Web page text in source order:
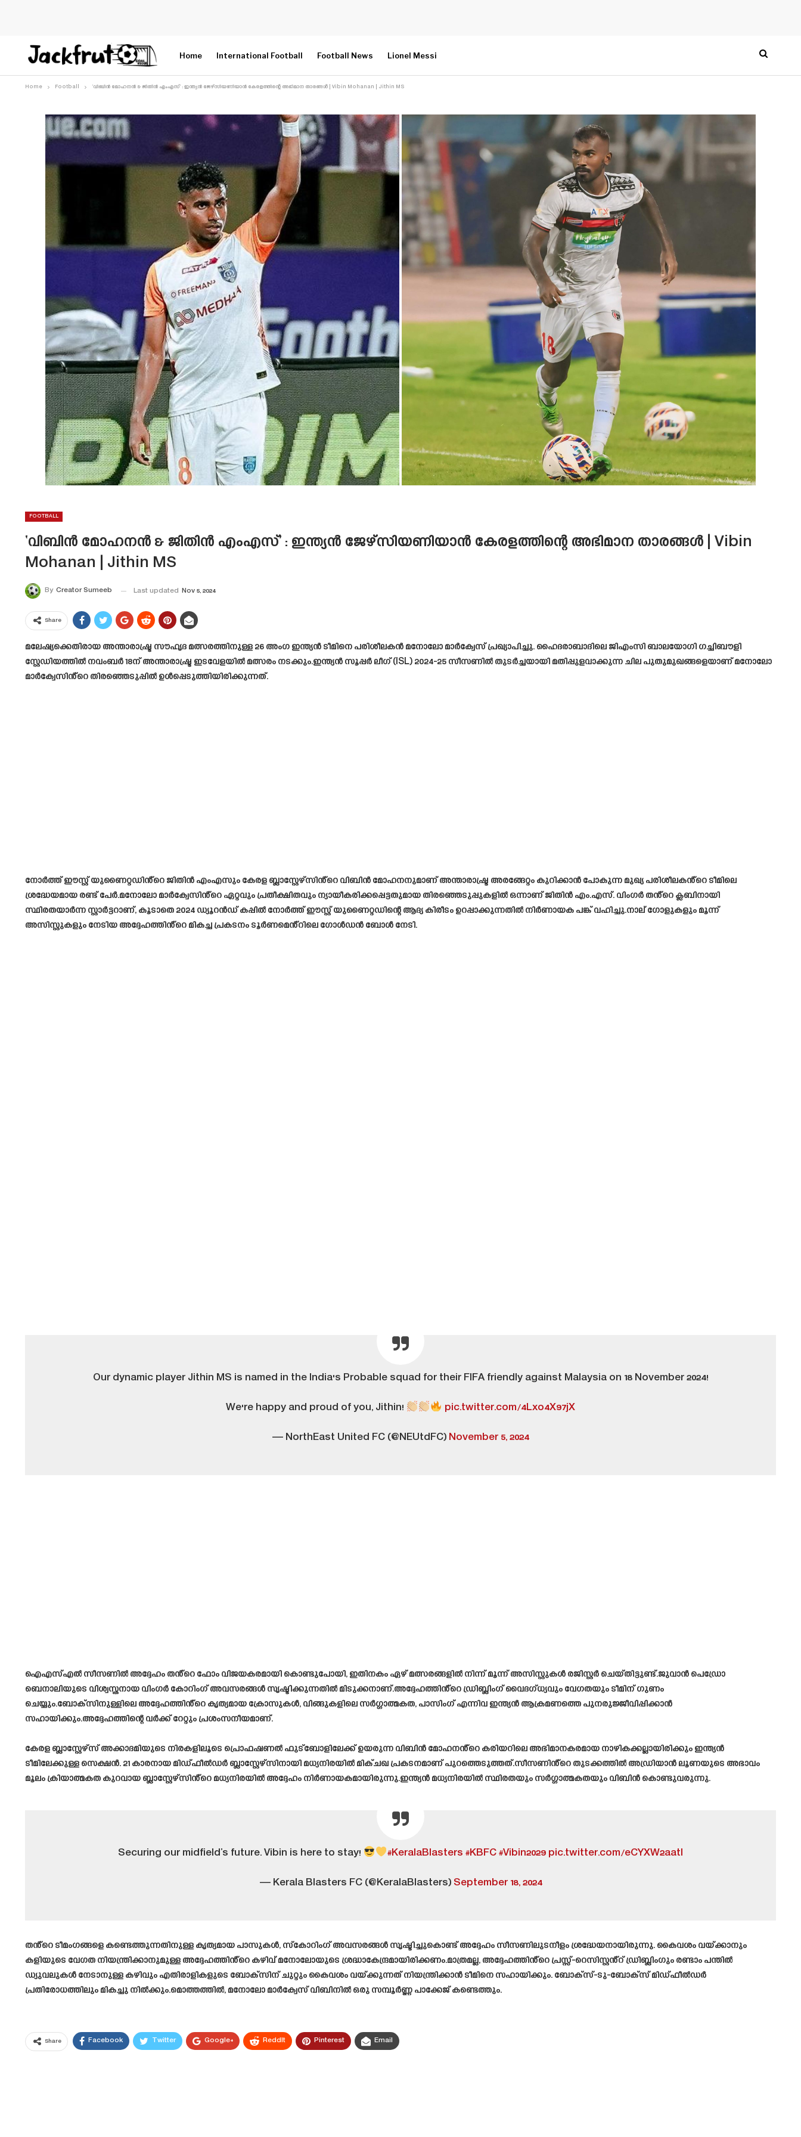
Home International Football Football News Lionel Messi
Home Football ‘വിബിൻ മോഹനൻ & ജിതിൻ എംഎസ്’ : ഇന്ത്യൻ ജേഴ്സിയണിയാൻ കേരളത്തിന്റെ അഭിമാന താരങ്ങൾ | Vibin Mohanan | Jithin MS
FOOTBALL
‘വിബിൻ മോഹനൻ & ജിതിൻ എംഎസ്’ : ഇന്ത്യൻ ജേഴ്സിയണിയാൻ കേരളത്തിന്റെ അഭിമാന താരങ്ങൾ | Vibin
Mohanan | Jithin MS
By Creator Sumeeb Last updated Nov 5, 2024
Share
മലേഷ്യക്കെതിരായ അന്താരാഷ്ട്ര സൗഹൃദ മത്സരത്തിനുള്ള 26 അംഗ ഇന്ത്യൻ ടീമിനെ പരിശീലകൻ മനോലോ മാർക്വേസ് പ്രഖ്യാപിച്ചു. ഹൈദരാബാദിലെ ജിഎംസി ബാലയോഗി ഗച്ചിബൗളി
സ്റ്റേഡിയത്തിൽ നവംബർ 18ന് അന്താരാഷ്ട്ര ഇടവേളയിൽ മത്സരം നടക്കും.ഇന്ത്യൻ സൂപ്പർ ലീഗ് (ISL) 2024-25 സീസണിൽ തുടർച്ചയായി മതിപ്പുളവാക്കുന്ന ചില പുതുമുഖങ്ങളെയാണ് മനോലോ
മാർക്വേസിൻ്റെ തിരഞ്ഞെടുപ്പിൽ ഉൾപ്പെടുത്തിയിരിക്കുന്നത്.
നോർത്ത് ഈസ്റ്റ് യുണൈറ്റഡിൻ്റെ ജിതിൻ എംഎസും കേരള ബ്ലാസ്റ്റേഴ്സിൻ്റെ വിബിൻ മോഹനനുമാണ് അന്താരാഷ്ട്ര അരങ്ങേറ്റം കുറിക്കാൻ പോകുന്ന മുഖ്യ പരിശീലകൻ്റെ ടീമിലെ
ശ്രദ്ധേയമായ രണ്ട് പേർ.മനോലോ മാർക്വേസിൻ്റെ ഏറ്റവും പ്രതീക്ഷിതവും ന്യായീകരിക്കപ്പെട്ടതുമായ തിരഞ്ഞെടുപ്പുകളിൽ ഒന്നാണ് ജിതിൻ എം.എസ്. വിംഗർ തൻ്റെ ക്ലബിനായി
സ്ഥിരതയാർന്ന സ്റ്റാർട്ടറാണ്, കൂടാതെ 2024 ഡ്യൂറൻഡ് കപ്പിൽ നോർത്ത് ഈസ്റ്റ് യുണൈറ്റഡിന്റെ ആദ്യ കിരീടം ഉറപ്പാക്കുന്നതിൽ നിർണായക പങ്ക് വഹിച്ചു.നാല് ഗോളുകളും മൂന്ന്
അസിസ്റ്റുകളും നേടിയ അദ്ദേഹത്തിൻ്റെ മികച്ച പ്രകടനം ടൂർണമെൻ്റിലെ ഗോൾഡൻ ബോൾ നേടി.
Our dynamic player Jithin MS is named in the India's Probable squad for their FIFA friendly against Malaysia on 18 November 2024!
We're happy and proud of you, Jithin! pic.twitter.com/4Lxo4X97jX
— NorthEast United FC (@NEUtdFC) November 5, 2024
ഐഎസ്എൽ സീസണിൽ അദ്ദേഹം തൻ്റെ ഫോം വിജയകരമായി കൊണ്ടുപോയി, ഇതിനകം ഏഴ് മത്സരങ്ങളിൽ നിന്ന് മൂന്ന് അസിസ്റ്റുകൾ രജിസ്റ്റർ ചെയ്തിട്ടുണ്ട്.ജുവാൻ പെഡ്രോ
ബെനാലിയുടെ വിശ്വസ്തനായ വിംഗർ കോറിംഗ് അവസരങ്ങൾ സൃഷ്ടിക്കുന്നതിൽ മിടുക്കനാണ്.അദ്ദേഹത്തിൻ്റെ ഡ്രിബ്ലിംഗ് വൈദഗ്ധ്യവും വേഗതയും ടീമിന് ഗുണം
ചെയ്യും.ബോക്സിനുള്ളിലെ അദ്ദേഹത്തിൻ്റെ കൃത്യമായ ക്രോസുകൾ, വിങ്ങുകളിലെ സർഗ്ഗാത്മകത, പാസിംഗ് എന്നിവ ഇന്ത്യൻ ആക്രമണത്തെ പുനരുജ്ജീവിപ്പിക്കാൻ
സഹായിക്കും.അദ്ദേഹത്തിന്റെ വർക്ക് റേറ്റും പ്രശംസനീയമാണ്.
കേരള ബ്ലാസ്റ്റേഴ്‌സ് അക്കാദമിയുടെ നിരകളിലൂടെ പ്രൊഫഷണൽ ഫുട്‌ബോളിലേക്ക് ഉയരുന്ന വിബിൻ മോഹനൻ്റെ കരിയറിലെ അഭിമാനകരമായ നാഴികക്കല്ലായിരിക്കും ഇന്ത്യൻ
ടീമിലേക്കുള്ള സെക്ഷൻ. 21 കാരനായ മിഡ്ഫീൽഡർ ബ്ലാസ്റ്റേഴ്സിനായി മധ്യനിരയിൽ മിക്ചഖ പ്രകടനമാണ് പുറത്തെടുത്തത്.സീസണിൻ്റെ തുടക്കത്തിൽ അഡ്രിയാൻ ലൂണയുടെ അഭാവം
മൂലം ക്രിയാത്മകത കുറവായ ബ്ലാസ്റ്റേഴ്സിൻ്റെ മധ്യനിരയിൽ അദ്ദേഹം നിർണായകമായിരുന്നു.ഇന്ത്യൻ മധ്യനിരയിൽ സ്ഥിരതയും സർഗ്ഗാത്മകതയും വിബിൻ കൊണ്ടുവരുന്നു.
Securing our midfield’s future. Vibin is here to stay! #KeralaBlasters #KBFC #Vibin2029 pic.twitter.com/eCYXW2aatI
— Kerala Blasters FC (@KeralaBlasters) September 18, 2024
തൻ്റെ ടീമംഗങ്ങളെ കണ്ടെത്തുന്നതിനുള്ള കൃത്യമായ പാസുകൾ, സ്കോറിംഗ് അവസരങ്ങൾ സൃഷ്ടിച്ചുകൊണ്ട് അദ്ദേഹം സീസണിലുടനീളം ശ്രദ്ധേയനായിരുന്നു. കൈവശം വയ്ക്കാനും
കളിയുടെ വേഗത നിയന്ത്രിക്കാനുമുള്ള അദ്ദേഹത്തിൻ്റെ കഴിവ് മനോലോയുടെ ശ്രദ്ധാകേന്ദ്രമായിരിക്കണം.മാത്രമല്ല, അദ്ദേഹത്തിൻ്റെ പ്രസ്സ്-റെസിസ്റ്റൻ്റ് ഡ്രിബ്ലിംഗും രണ്ടാം പന്തിൽ
ഡ്യുവലുകൾ നേടാനുള്ള കഴിവും എതിരാളികളുടെ ബോക്‌സിന് ചുറ്റും കൈവശം വയ്ക്കുന്നത് നിയന്ത്രിക്കാൻ ടീമിനെ സഹായിക്കും. ബോക്‌സ്-ടു-ബോക്‌സ് മിഡ്‌ഫീൽഡർ
പ്രതിരോധത്തിലും മികച്ചു നിൽക്കും.മൊത്തത്തിൽ, മനോലോ മാർക്വേസ് വിബിനിൽ ഒരു സമ്പൂർണ്ണ പാക്കേജ് കണ്ടെത്തും.
Share Facebook Twitter Google+ ReddIt Pinterest Email